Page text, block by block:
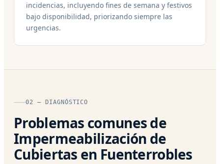
incidencias, incluyendo fines de semana y festivos
bajo disponibilidad, priorizando siempre las
urgencias.
02 — DIAGNÓSTICO
Problemas comunes de
Impermeabilización de
Cubiertas en Fuenterrobles